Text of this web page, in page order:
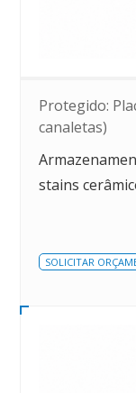
Protegido:
canaletas)
stains
SOLICITAR